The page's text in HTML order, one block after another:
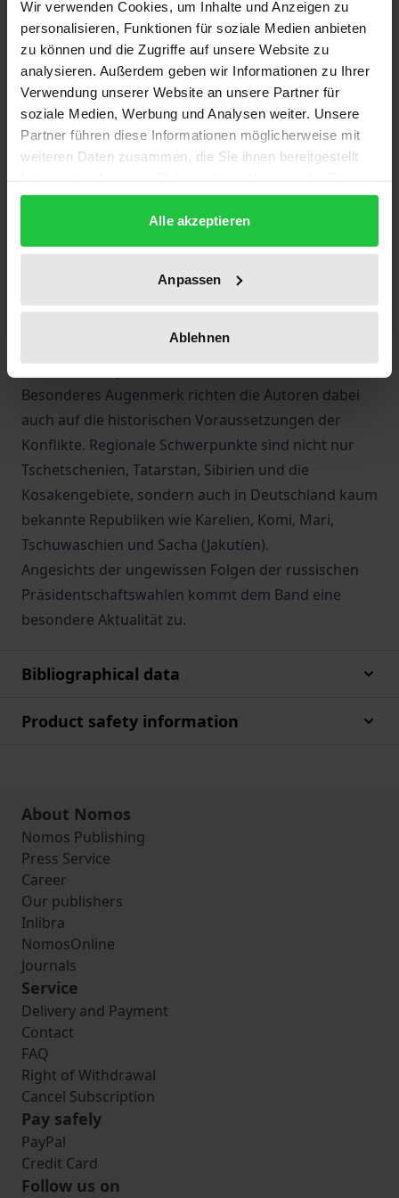
Wir verwenden Cookies, um Inhalte und Anzeigen zu
personalisieren, Funktionen für soziale Medien anbieten
zu können und die Zugriffe auf unsere Website zu
analysieren. Außerdem geben wir Informationen zu Ihrer
Verwendung unserer Website an unsere Partner für
soziale Medien, Werbung und Analysen weiter. Unsere
Partner führen diese Informationen möglicherweise mit
weiteren Daten zusammen, die Sie ihnen bereitgestellt
gesammelt haben.
Alle akzeptieren
Anpassen
Ablehnen
des heutigen Rußland darstellen. Die Medien
berichten fast täglich über regionalistische
Bestrebungen in vorwiegend von Russen
bewohnten Gebieten, und die
Souveränitätsbestrebungen in einigen der 21
nationalen Teilrepubliken der Rußländischen
Nichtrussen Rußlands leben, bergen zusätzlich
ethnischen Zündstoff.
Der Band enthält 16 Beiträge von Sozial-, Rechts-
und Wirtschaftswissenschaftlern, von Historikern,
staatsrechtlichen, wirtschaftlichen, sozialen und
Besonderes Augenmerk richten die Autoren dabei
auch auf die historischen Voraussetzungen der
Konflikte. Regionale Schwerpunkte sind nicht nur
Tschetschenien, Tatarstan, Sibirien und die
Kosakengebiete, sondern auch in Deutschland kaum
bekannte Republiken wie Karelien, Komi, Mari,
Tschuwaschien und Sacha (Jakutien).
Angesichts der ungewissen Folgen der russischen
Präsidentschaftswahlen kommt dem Band eine
besondere Aktualität zu.
Bibliographical data
Product safety information
About Nomos
Nomos Publishing
Press Service
Career
Our publishers
Inlibra
NomosOnline
Journals
Service
Delivery and Payment
Contact
FAQ
Right of Withdrawal
Cancel Subscription
Pay safely
PayPal
Credit Card
Follow us on